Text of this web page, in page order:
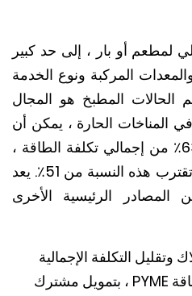
أو بار ، إلى حد كبير
المركبة ونوع الخدمة
المطبخ هو المجال
الحارة ، يمكن أن
ما يصل إلى 63٪ من إجمالي تكلفة الطاقة ،
بينما في المناخات الباردة ، تقترب هذه النسبة من 51٪. يعد
الرئيسية الأخرى
التكلفة الإجمالية
للطاقة ، مشروع فحص الطاقة PYME ، بتمويل مشترك